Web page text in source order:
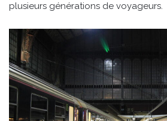
plusieurs générations de voyageurs.